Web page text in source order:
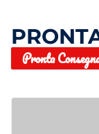
Pronta